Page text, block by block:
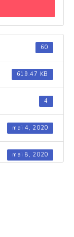
60
619.47 KB
4
mai 4, 2020
mai 8, 2020